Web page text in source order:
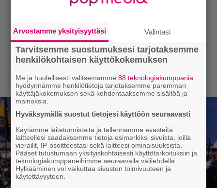
Arvostamme yksityisyyttäsi Valintasi
Tarvitsemme suostumuksesi tarjotaksemme
henkilökohtaisen käyttökokemuksen
Me ja huolellisesti valitsemamme88 teknologiakumppania
hyödynnämme henkilötietoja tarjotaksemme paremman
käyttäjäkokemuksen sekä kohdentaaksemme sisältöä ja
mainoksia.
Hyväksymällä suostut tietojesi käyttöön seuraavasti
Käytämme laitetunnisteita ja tallennamme evästeitä
laitteellesi saadaksemme tietoja esimerkiksi sivuista, joilla
vierailit, IP-osoitteestasi sekä laitteesi ominaisuuksista.
Pääset tutustumaan yksityiskohtaisesti käyttötarkoituksiin ja
teknologiakumppaneihimme seuraavalla välilehdellä.
Hylkääminen voi vaikuttaa sivuston toimivuuteen ja
käytettävyyteen.